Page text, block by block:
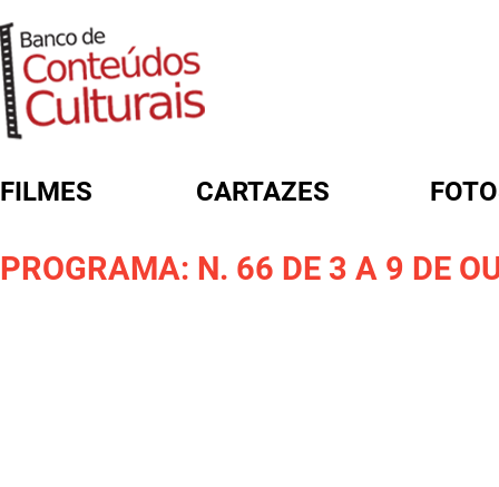
FILMES CARTAZES
PROGRAMA: N. 66 DE 3 A 9 DE
FORMULÁRIO DE BUSCA